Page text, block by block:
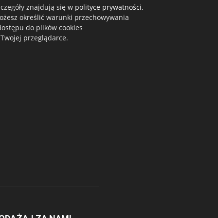
znajdują się w polityce prywatności.
określić warunki przechowywania
do plików cookies
przeglądarce.